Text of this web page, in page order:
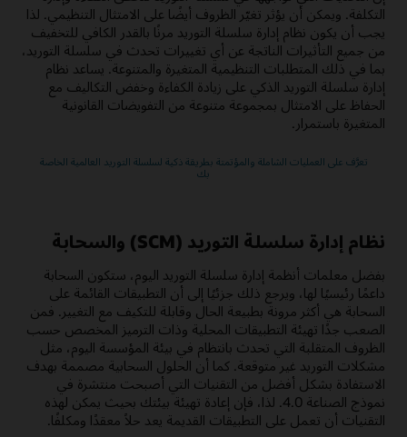
التكلفة. ويمكن أن يؤثر تغيّر الظروف أيضًا على الامتثال التنظيمي. لذا
يجب أن يكون نظام إدارة سلسلة التوريد مرنًا بالقدر الكافي للتخفيف
من جميع التأثيرات الناتجة عن أي تغييرات تحدث في سلسلة التوريد،
بما في ذلك المتطلبات التنظيمية المتغيرة والمتنوعة. يساعد نظام
إدارة سلسلة التوريد الذكي على زيادة الكفاءة وخفض التكاليف مع
الحفاظ على الامتثال بمجموعة متنوعة من التفويضات القانونية
المتغيرة باستمرار.
تعرَّف على العمليات الشاملة والمؤتمتة بطريقة ذكية لسلسلة التوريد العالمية الخاصة
بك
نظام إدارة سلسلة التوريد (SCM) والسحابة
بفضل معلمات أنظمة إدارة سلسلة التوريد اليوم، ستكون السحابة
داعمًا رئيسيًا لها، ويرجع ذلك جزئيًا إلى أن التطبيقات القائمة على
السحابة هي أكثر مرونة بطبيعة الحال وقابلة للتكيف مع التغيير. فمن
الصعب جدًا تهيئة التطبيقات المحلية وذات الترميز المخصص حسب
الظروف المتقلبة التي تحدث بانتظام في بيئة المؤسسة اليوم، مثل
مشكلات التوريد غير متوقعة. كما أن الحلول السحابية مصممة بهدف
الاستفادة بشكل أفضل من التقنيات التي أصبحت منتشرة في
نموذج الصناعة 4.0. لذا، فإن إعادة تهيئة بيئتك بحيث يمكن لهذه
التقنيات أن تعمل على التطبيقات القديمة يعد حلاً معقدًا ومكلفًا.